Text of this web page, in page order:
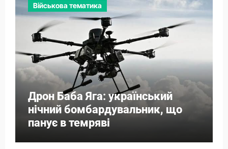
Військова тематика
Дрон Баба Яга: український
нічний бомбардувальник, що
панує в темряві